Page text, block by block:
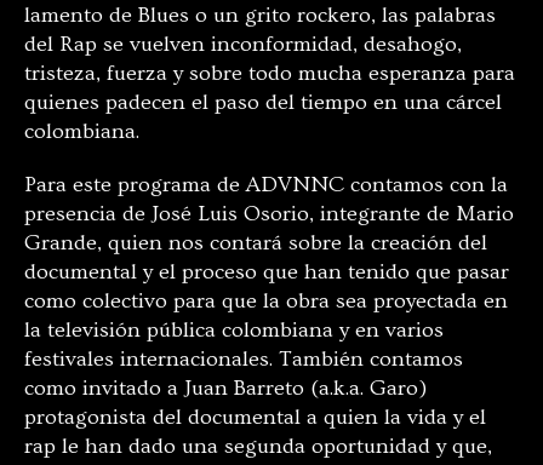
lamento de Blues o un grito rockero, las palabras
del Rap se vuelven inconformidad, desahogo,
tristeza, fuerza y sobre todo mucha esperanza para
quienes padecen el paso del tiempo en una cárcel
colombiana.
Para este programa de ADVNNC contamos con la
presencia de José Luis Osorio, integrante de Mario
Grande, quien nos contará sobre la creación del
documental y el proceso que han tenido que pasar
como colectivo para que la obra sea proyectada en
la televisión pública colombiana y en varios
festivales internacionales. También contamos
como invitado a Juan Barreto (a.k.a. Garo)
protagonista del documental a quien la vida y el
rap le han dado una segunda oportunidad y que,